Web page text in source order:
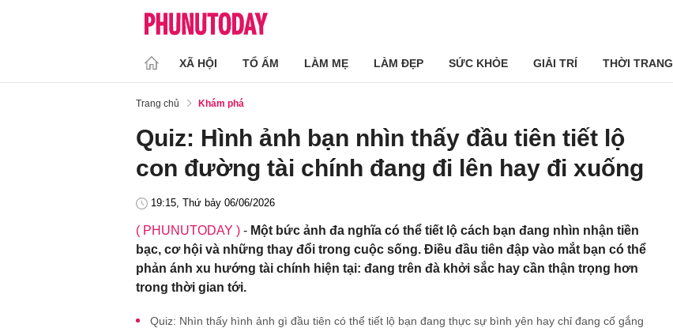
XÃ HỘI TỔ ẤM LÀM MẸ LÀM ĐẸP SỨC KHỎE GIẢI TRÍ THỜI TRANG
Trang chủ Khám phá
Quiz: Hình ảnh bạn nhìn thấy đầu tiên tiết lộ
con đường tài chính đang đi lên hay đi xuống
19:15, Thứ bảy 06/06/2026
( PHUNUTODAY ) - Một bức ảnh đa nghĩa có thể tiết lộ cách bạn đang nhìn nhận tiền
bạc, cơ hội và những thay đổi trong cuộc sống. Điều đầu tiên đập vào mắt bạn có thể
phản ánh xu hướng tài chính hiện tại: đang trên đà khởi sắc hay cần thận trọng hơn
trong thời gian tới.
Quiz: Nhìn thấy hình ảnh gì đầu tiên có thể tiết lộ bạn đang thực sự bình yên hay chỉ đang cố gắng